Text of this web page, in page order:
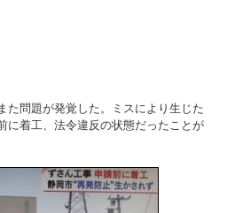
た問題が発覚した。ミスにより生じた
に着工、法令違反の状態だったことが